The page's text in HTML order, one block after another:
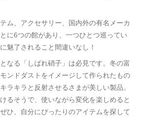
ム、アクセサリー、国内外の有名メーカ
に6つの館があり、一つひとつ巡ってい
魅了されること間違いなし！
なる「しばれ硝子」は必見です。冬の富
ンドダストをイメージして作られたもの
ラキラと反射させるさまが美しい製品。
るそうで、使いながら変化を楽しめると
ひ、自分にぴったりのアイテムを探して